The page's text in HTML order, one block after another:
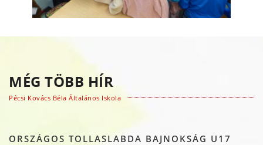
MÉG TÖBB HÍR
Pécsi Kovács Béla Általános Iskola
ORSZÁGOS TOLLASLABDA BAJNOKSÁG U17